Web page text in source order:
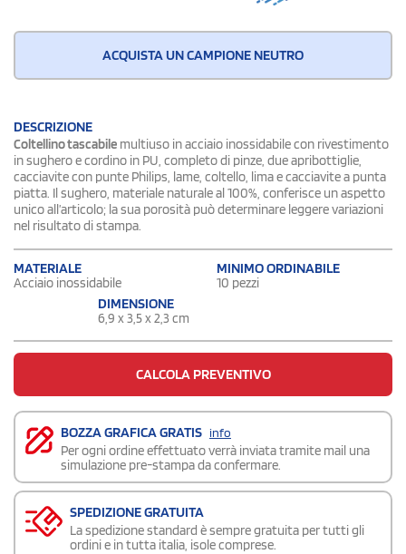
ACQUISTA UN CAMPIONE NEUTRO
DESCRIZIONE
Coltellino tascabile multiuso in acciaio inossidabile con rivestimento
in sughero e cordino in PU, completo di pinze, due apribottiglie,
cacciavite con punte Philips, lame, coltello, lima e cacciavite a punta
piatta. Il sughero, materiale naturale al 100%, conferisce un aspetto
unico all’articolo; la sua porosità può determinare leggere variazioni
nel risultato di stampa.
MATERIALE
Acciaio inossidabile
MINIMO ORDINABILE
10 pezzi
DIMENSIONE
6,9 x 3,5 x 2,3 cm
CALCOLA PREVENTIVO
BOZZA GRAFICA GRATIS info
Per ogni ordine effettuato verrà inviata tramite mail una
simulazione pre-stampa da confermare.
SPEDIZIONE GRATUITA
La spedizione standard è sempre gratuita per tutti gli
ordini e in tutta italia, isole comprese.